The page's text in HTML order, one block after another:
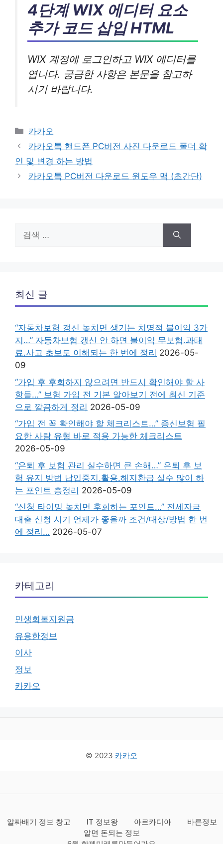
4단계 WIX 에디터 요소
추가 코드 삽입 HTML
WIX 계정에 로그인하고 WIX 에디터를
엽니다. 궁금한 사항은 본문을 참고하
시기 바랍니다.
카
테
리
카카오
카카오톡 핸드폰 PC버전 사진 다운로드 폴더 확
인 및 변경 하는 방법
카카오톡 PC버전 다운로드 윈도우 맥 (초간단)
색:
최신 글
“자동차보험 갱신 놓치면 생기는 치명적 불이익 3가
지…” 자동차보험 갱신 안 하면 불이익 무보험.과태
료.사고 초보도 이해되는 한 번에 정리 2026-05-
09
“가입 후 후회하지 않으려면 반드시 확인해야 할 사
항들…” 보험 가입 전 기본 알아보기 전에 최신 기준
으로 깔끔하게 정리 2026-05-09
“가입 전 꼭 확인해야 할 체크리스트…” 종신보험 필
요한 사람 유형 바로 적용 가능한 체크리스트
2026-05-09
“은퇴 후 보험 관리 실수하면 큰 손해…” 은퇴 후 보
험 유지 방법 납입중지.활용.해지환급 실수 많이 하
는 포인트 총정리 2026-05-09
“신청 타이밍 놓치면 후회하는 포인트…” 전세자금
대출 신청 시기 언제가 좋을까 조건/대상/방법 한 번
에 정리… 2026-05-07
카테고리
민생회복지원금
유용한정보
이사
정보
카카오
© 2023 카카오
알짜배기 정보 창고 IT 정보왕 아르카디아
바른정보
알면 돈되는 정보